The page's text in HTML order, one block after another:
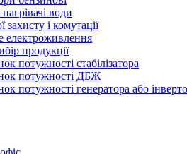
води
захисту і комутації
електроживлення
продукції
потужності стабілізатора
потужності ДБЖ
потужності генератора або